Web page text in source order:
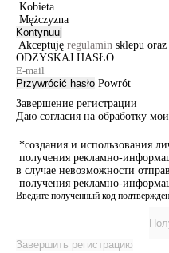
Kobieta
Mężczyzna
Kontynuuj
Akceptuję regulamin sklepu oraz
ODZYSKAJ HASŁO
Przywrócić hasło Powrót
Завершение регистрации
Даю согласия на обработку
*создания и использования
получения рекламно-
в случае невозможности
получения рекламно-
Введите полученный код
Завершить регистрацию